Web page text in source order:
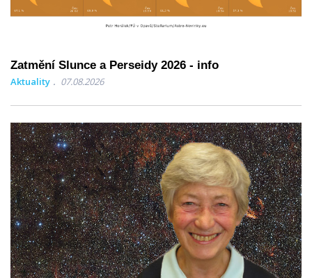
Zatmění Slunce a Perseidy 2026 - info
Aktuality 07.08.2026